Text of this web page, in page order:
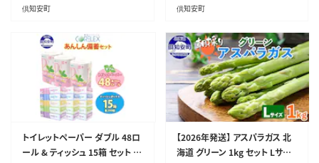
ケット 体験チケット
倶知安町
雑貨 消耗品 備蓄 日用品 生活必
シャルティシュ
倶知安町
トイレットペーパー ダブル 48ロ
ール & ティッシュ 15箱 セット 北
【2026年発送】 アスパラガス 北
海道 グリーン 1kg セット Lサイ